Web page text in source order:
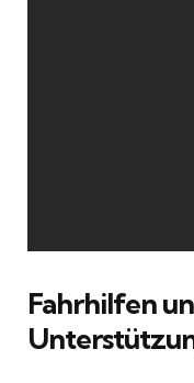
Fahrhilfen